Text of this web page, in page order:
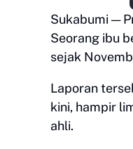
Sukabumi —
Seorang ibu
sejak
Laporan
kini, hampir
ahli.